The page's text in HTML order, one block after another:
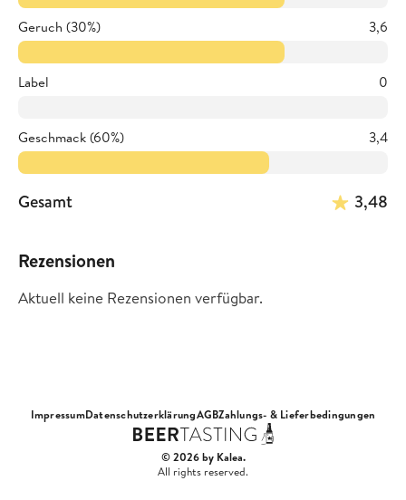
Geruch (30%) 3,6
Label 0
Geschmack (60%) 3,4
Gesamt 3,48
Rezensionen
Aktuell keine Rezensionen verfügbar.
ImpressumDatenschutzerklärungAGBZahlungs- & Lieferbedingungen
© 2026 by Kalea.
All rights reserved.